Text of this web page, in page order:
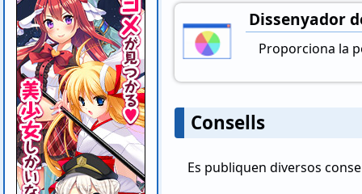
Dissenyador
Proporciona la
Consells
Es publiquen diversos